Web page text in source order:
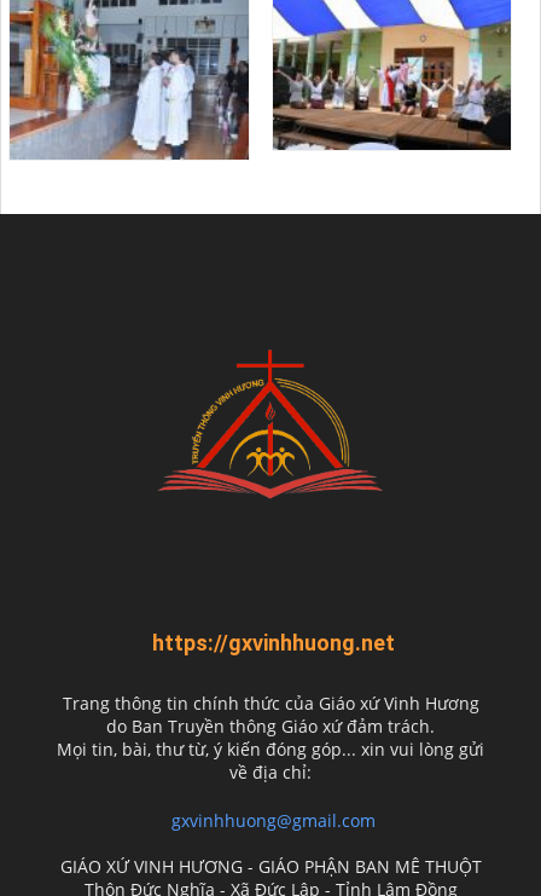
https://gxvinhhuong.net
Trang thông tin chính thức của Giáo xứ Vinh Hương
do Ban Truyền thông Giáo xứ đảm trách.
Mọi tin, bài, thư từ, ý kiến đóng góp... xin vui lòng gửi
về địa chỉ:
gxvinhhuong@gmail.com
GIÁO XỨ VINH HƯƠNG - GIÁO PHẬN BAN MÊ THUỘT
Thôn Đức Nghĩa - Xã Đức Lập - Tỉnh Lâm Đồng